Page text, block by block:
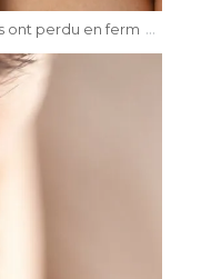
ont perdu en ferm ...